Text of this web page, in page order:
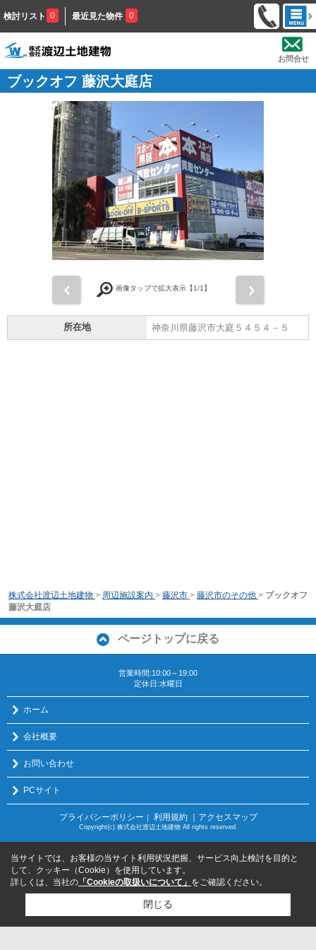
検討リスト 0 最近見た物件 0
お問合せ
ブックオフ 藤沢大庭店
画像タップで拡大表示【1/1】
所在地 神奈川県藤沢市大庭５４５４－５
株式会社渡辺土地建物 > 周辺施設案内 > 藤沢市 > 藤沢市のその他 > ブックオフ
藤沢大庭店
ページトップに戻る
営業時間:10:00～19:00
定休日:水曜日
ホーム
会社概要
お問い合わせ
PCサイト
プライバシーポリシー ｜ 利用規約 ｜アクセスマップ
Copyright(c) 株式会社渡辺土地建物 All rights reserved.
当サイトでは、お客様の当サイト利用状況把握、サービス向上検討を目的と
して、クッキー（Cookie）を使用しています。
詳しくは、当社の 「Cookieの取扱いについて」 をご確認ください。
閉じる